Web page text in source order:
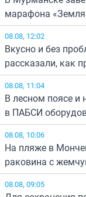
марафона «Земля
08.08, 12:02
Вкусно и без
рассказали, как
08.08, 11:04
В лесном поясе и
в ПАБСИ
08.08, 10:06
На пляже в
раковина с
08.08, 09:05